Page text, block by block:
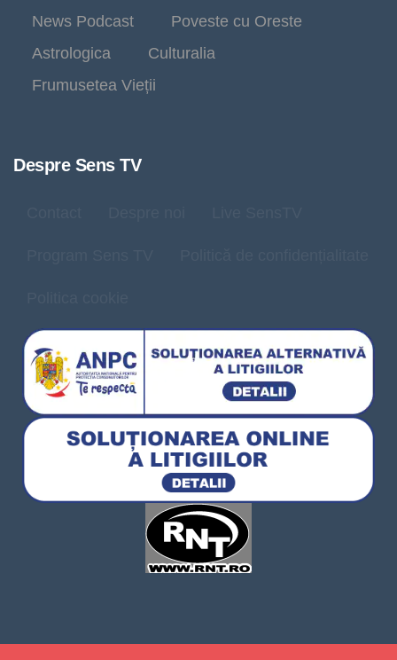
News Podcast
Poveste cu Oreste
Astrologica
Culturalia
Frumusetea Vieții
Despre Sens TV